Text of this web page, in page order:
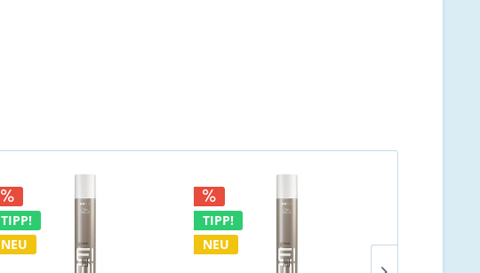
TIPP!
NEU
TIPP!
NEU